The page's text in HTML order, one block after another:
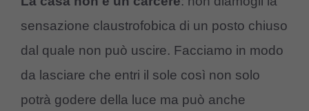
sensazione claustrofobica di un posto chiuso
dal quale non può uscire. Facciamo in modo
da lasciare che entri il sole così non solo
potrà godere della luce ma può anche